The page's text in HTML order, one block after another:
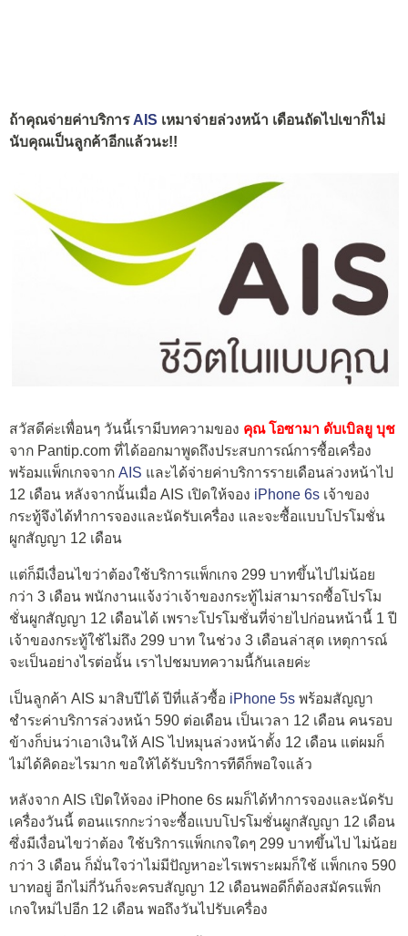
ถ้าคุณจ่ายค่าบริการ AIS เหมาจ่ายล่วงหน้า เดือนถัดไปเขาก็ไม่
นับคุณเป็นลูกค้าอีกแล้วนะ!!
สวัสดีค่ะเพื่อนๆ วันนี้เรามีบทความของ คุณ โอซามา ดับเบิลยู บุช
จาก Pantip.com ที่ได้ออกมาพูดถึงประสบการณ์การซื้อเครื่อง
พร้อมแพ็กเกจจาก AIS และได้จ่ายค่าบริการรายเดือนล่วงหน้าไป
12 เดือน หลังจากนั้นเมื่อ AIS เปิดให้จอง iPhone 6s เจ้าของ
กระทู้จึงได้ทำการจองและนัดรับเครื่อง และจะซื้อแบบโปรโมชั่น
ผูกสัญญา 12 เดือน
แต่ก็มีเงื่อนไขว่าต้องใช้บริการแพ็กเกจ 299 บาทขึ้นไปไม่น้อย
กว่า 3 เดือน พนักงานแจ้งว่าเจ้าของกระทู้ไม่สามารถซื้อโปรโม
ชั่นผูกสัญญา 12 เดือนได้ เพราะโปรโมชั่นที่จ่ายไปก่อนหน้านี้ 1 ปี
เจ้าของกระทู้ใช้ไม่ถึง 299 บาท ในช่วง 3 เดือนล่าสุด เหตุการณ์
จะเป็นอย่างไรต่อนั้น เราไปชมบทความนี้กันเลยค่ะ
เป็นลูกค้า AIS มาสิบปีได้ ปีที่แล้วซื้อ iPhone 5s พร้อมสัญญา
ชำระค่าบริการล่วงหน้า 590 ต่อเดือน เป็นเวลา 12 เดือน คนรอบ
ข้างก็บ่นว่าเอาเงินให้ AIS ไปหมุนล่วงหน้าตั้ง 12 เดือน แต่ผมก็
ไม่ได้คิดอะไรมาก ขอให้ได้รับบริการทีดีก็พอใจแล้ว
หลังจาก AIS เปิดให้จอง iPhone 6s ผมก็ได้ทำการจองและนัดรับ
เครื่องวันนี้ ตอนแรกกะว่าจะซื้อแบบโปรโมชั่นผูกสัญญา 12 เดือน
ซึ่งมีเงื่อนไขว่าต้อง ใช้บริการแพ็กเกจใดๆ 299 บาทขึ้นไป ไม่น้อย
กว่า 3 เดือน ก็มั่นใจว่าไม่มีปัญหาอะไรเพราะผมก็ใช้ แพ็กเกจ 590
บาทอยู่ อีกไม่กี่วันก็จะครบสัญญา 12 เดือนพอดีก็ต้องสมัครแพ็ก
เกจใหม่ไปอีก 12 เดือน พอถึงวันไปรับเครื่อง